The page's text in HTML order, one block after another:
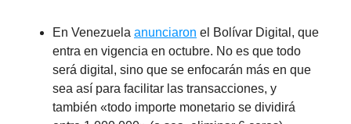
En Venezuela anunciaron el Bolívar Digital, que
entra en vigencia en octubre. No es que todo
será digital, sino que se enfocarán más en que
sea así para facilitar las transacciones, y
también «todo importe monetario se dividirá